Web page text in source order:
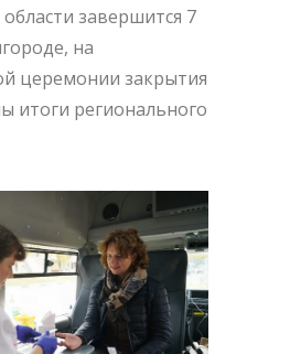
завершится 7
на
церемонии закрытия
итоги регионального